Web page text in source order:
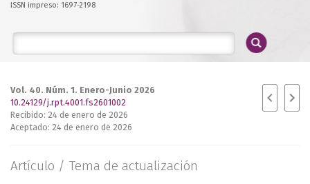
ISSN impreso: 1697-2198
Vol. 40. Núm. 1. Enero-Junio 2026
10.24129/j.rpt.4001.fs2601002
Recibido: 24 de enero de 2026
Aceptado: 24 de enero de 2026
Artículo / Tema de actualización